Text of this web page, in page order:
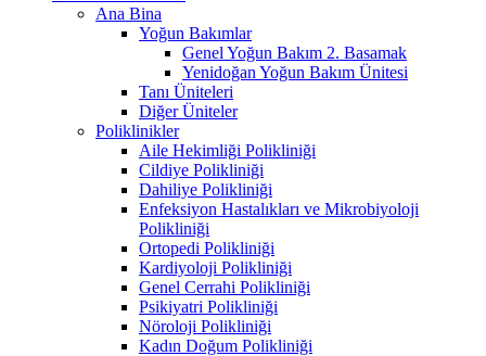
Ana Bina
Yoğun Bakımlar
Genel Yoğun Bakım 2. Basamak
Yenidoğan Yoğun Bakım Ünitesi
Tanı Üniteleri
Diğer Üniteler
Poliklinikler
Aile Hekimliği Polikliniği
Cildiye Polikliniği
Dahiliye Polikliniği
Enfeksiyon Hastalıkları ve Mikrobiyoloji
Polikliniği
Ortopedi Polikliniği
Kardiyoloji Polikliniği
Genel Cerrahi Polikliniği
Psikiyatri Polikliniği
Nöroloji Polikliniği
Kadın Doğum Polikliniği